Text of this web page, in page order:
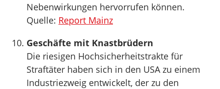
Nebenwirkungen hervorrufen können.
Quelle: Report Mainz
Geschäfte mit Knastbrüdern
Die riesigen Hochsicherheitstrakte für
Straftäter haben sich in den USA zu einem
Industriezweig entwickelt, der zu den